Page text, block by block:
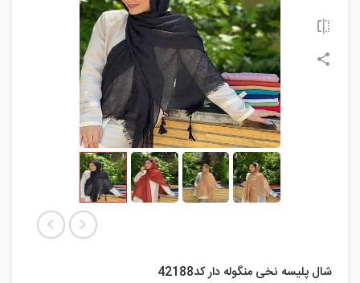
شال پلیسه نخی منگوله دار کد42188